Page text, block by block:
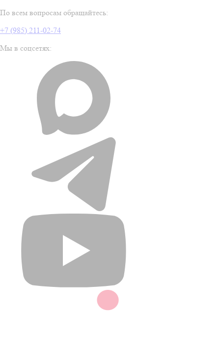
По всем вопросам обращайтесь:
+7 (985) 211-02-74
Мы в соцсетях: